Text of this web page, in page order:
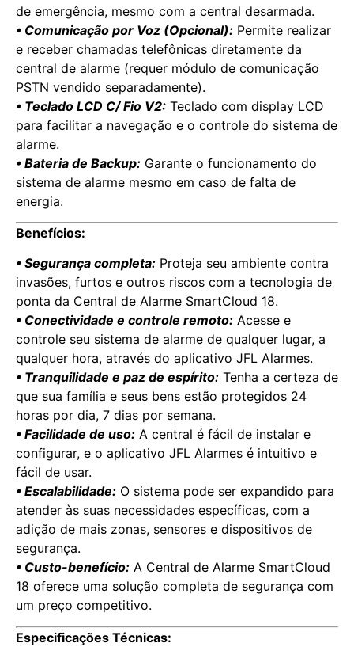
de emergência, mesmo com a central desarmada.
• Comunicação por Voz (Opcional): Permite realizar
e receber chamadas telefônicas diretamente da
central de alarme (requer módulo de comunicação
PSTN vendido separadamente).
• Teclado LCD C/ Fio V2: Teclado com display LCD
para facilitar a navegação e o controle do sistema de
alarme.
• Bateria de Backup: Garante o funcionamento do
sistema de alarme mesmo em caso de falta de
energia.
Benefícios:
• Segurança completa: Proteja seu ambiente contra
invasões, furtos e outros riscos com a tecnologia de
ponta da Central de Alarme SmartCloud 18.
• Conectividade e controle remoto: Acesse e
controle seu sistema de alarme de qualquer lugar, a
qualquer hora, através do aplicativo JFL Alarmes.
• Tranquilidade e paz de espírito: Tenha a certeza de
que sua família e seus bens estão protegidos 24
horas por dia, 7 dias por semana.
• Facilidade de uso: A central é fácil de instalar e
configurar, e o aplicativo JFL Alarmes é intuitivo e
fácil de usar.
• Escalabilidade: O sistema pode ser expandido para
atender às suas necessidades específicas, com a
adição de mais zonas, sensores e dispositivos de
segurança.
• Custo-benefício: A Central de Alarme SmartCloud
18 oferece uma solução completa de segurança com
um preço competitivo.
Especificações Técnicas: